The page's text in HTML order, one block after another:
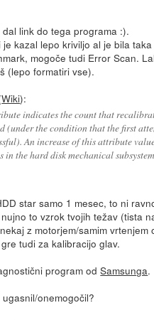
link do tega programa :).
je kazal lepo kriviljo al je bila
mogoče tudi Error Scan.
(lepo formatiri vse).
Wiki):
indicates the count that
(under the condition that the first
An increase of this attribute
in the hard disk mechanical
star samo 1 mesec, to ni
to vzrok tvojih težav (tista
z motorjem/samim vrtenjem
tudi za kalibracijo glav.
program odSamsunga.
onemogočil?